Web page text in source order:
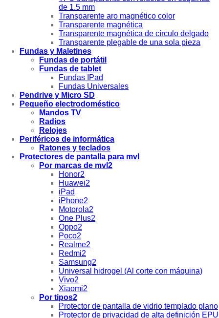
de 1.5 mm
Transparente aro magnético color
Transparente magnética
Transparente magnética de círculo delgado
Transparente plegable de una sola pieza
Fundas y Maletines
Fundas de portátil
Fundas de tablet
Fundas IPad
Fundas Universales
Pendrive y Micro SD
Pequeño electrodoméstico
Mandos TV
Radios
Relojes
Periféricos de informática
Ratones y teclados
Protectores de pantalla para mvl
Por marcas de mvl2
Honor2
Huawei2
iPad
iPhone2
Motorola2
One Plus2
Oppo2
Poco2
Realme2
Redmi2
Samsung2
Universal hidrogel (Al corte con máquina)
Vivo2
Xiaomi2
Por tipos2
Protector de pantalla de vidrio templado plano
Protector de privacidad de alta definición EPU